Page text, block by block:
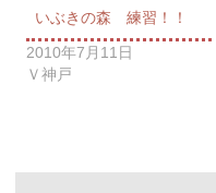
いぶきの森 練習！！
2010年7月11日
Ｖ神戸